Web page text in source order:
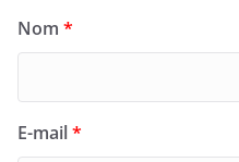
Nom *
E-mail*